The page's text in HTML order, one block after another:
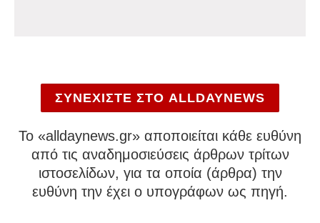
ΣΥΝΕΧΙΣΤΕ ΣΤΟ ALLDAYNEWS
To «alldaynews.gr» αποποιείται κάθε ευθύνη
από τις αναδημοσιεύσεις άρθρων τρίτων
ιστοσελίδων, για τα οποία (άρθρα) την
ευθύνη την έχει ο υπογράφων ως πηγή.